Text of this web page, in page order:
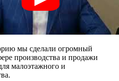
мы сделали огромный
производства и продажи
малоэтажного и